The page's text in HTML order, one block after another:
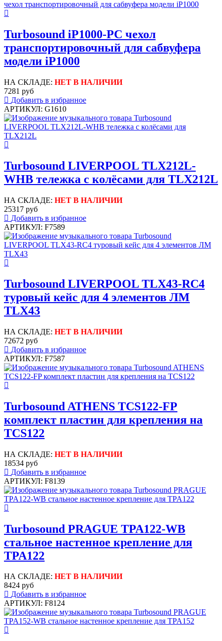
Turbosound iP1000-PC чехол
транспортировочный для сабвуфера
модели iP1000
НА СКЛАДЕ: НЕТ В НАЛИЧИИ
7281 руб
Добавить в избранное
АРТИКУЛ: G1610
Turbosound LIVERPOOL TLX212L-
WHB тележка с колёсами для TLX212L
НА СКЛАДЕ: НЕТ В НАЛИЧИИ
25317 руб
Добавить в избранное
АРТИКУЛ: F7589
Turbosound LIVERPOOL TLX43-RC4
туровый кейс для 4 элементов ЛМ
TLX43
НА СКЛАДЕ: НЕТ В НАЛИЧИИ
72672 руб
Добавить в избранное
АРТИКУЛ: F7587
Turbosound ATHENS TCS122-FP
комплект пластин для крепления на
TCS122
НА СКЛАДЕ: НЕТ В НАЛИЧИИ
18534 руб
Добавить в избранное
АРТИКУЛ: F8139
Turbosound PRAGUE TPA122-WB
стальное настенное крепление для
TPA122
НА СКЛАДЕ: НЕТ В НАЛИЧИИ
8424 руб
Добавить в избранное
АРТИКУЛ: F8124